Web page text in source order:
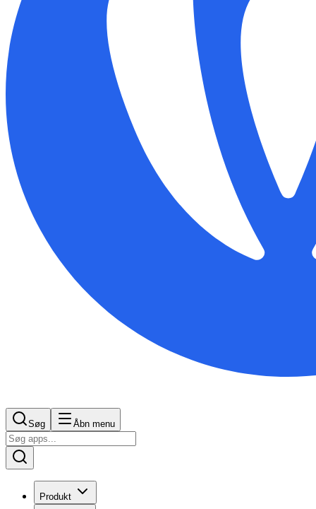
Søg Åbn menu
Produkt